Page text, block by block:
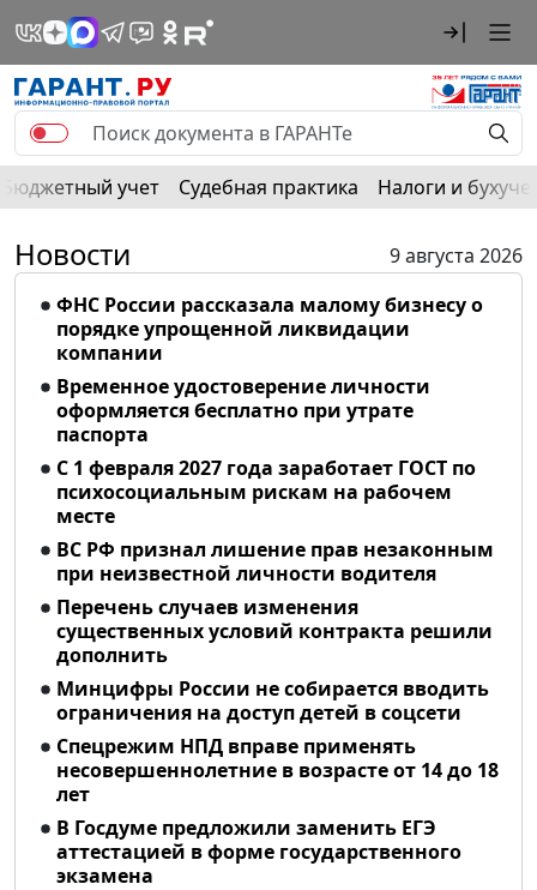
Бюджетный учет Судебная практика Налоги и
Новости
9 августа 2026
ФНС России рассказала малому бизнесу о
порядке упрощенной ликвидации
компании
Временное удостоверение личности
оформляется бесплатно при утрате
паспорта
С 1 февраля 2027 года заработает ГОСТ по
психосоциальным рискам на рабочем
месте
ВС РФ признал лишение прав незаконным
при неизвестной личности водителя
Перечень случаев изменения
существенных условий контракта решили
дополнить
Минцифры России не собирается вводить
ограничения на доступ детей в соцсети
Спецрежим НПД вправе применять
несовершеннолетние в возрасте от 14 до 18
лет
В Госдуме предложили заменить ЕГЭ
аттестацией в форме государственного
экзамена